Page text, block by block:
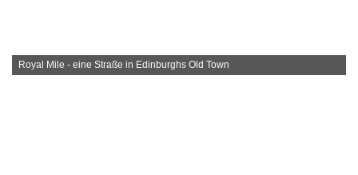
Royal Mile - eine Straße in Edinburghs Old Town